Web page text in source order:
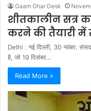
Gaam Ghar Desk
शीतकालीन सत्र
करने की तैयारी में
Delhi : नई दिल्ली, 30 नवंबर: संसद
है, जो 19 दिसंबर…
Read More »